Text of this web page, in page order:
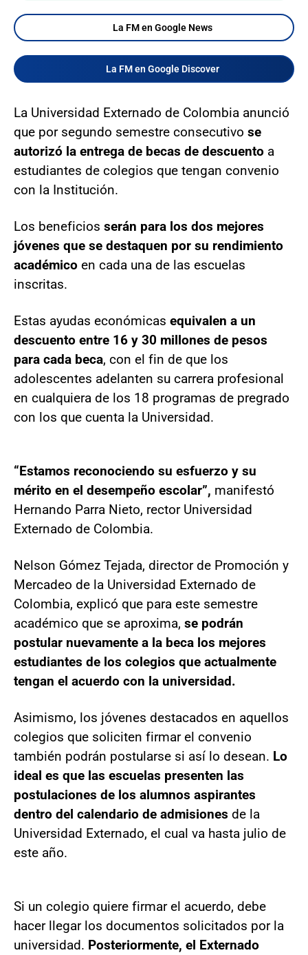
La FM en Google News
La FM en Google Discover
La Universidad Externado de Colombia anunció
que por segundo semestre consecutivo se
autorizó la entrega de becas de descuento a
estudiantes de colegios que tengan convenio
con la Institución.
Los beneficios serán para los dos mejores
jóvenes que se destaquen por su rendimiento
académico en cada una de las escuelas
inscritas.
Estas ayudas económicas equivalen a un
descuento entre 16 y 30 millones de pesos
para cada beca, con el fin de que los
adolescentes adelanten su carrera profesional
en cualquiera de los 18 programas de pregrado
con los que cuenta la Universidad.
“Estamos reconociendo su esfuerzo y su
mérito en el desempeño escolar”, manifestó
Hernando Parra Nieto, rector Universidad
Externado de Colombia.
Nelson Gómez Tejada, director de Promoción y
Mercadeo de la Universidad Externado de
Colombia, explicó que para este semestre
académico que se aproxima, se podrán
postular nuevamente a la beca los mejores
estudiantes de los colegios que actualmente
tengan el acuerdo con la universidad.
Asimismo, los jóvenes destacados en aquellos
colegios que soliciten firmar el convenio
también podrán postularse si así lo desean. Lo
ideal es que las escuelas presenten las
postulaciones de los alumnos aspirantes
dentro del calendario de admisiones de la
Universidad Externado, el cual va hasta julio de
este año.
Si un colegio quiere firmar el acuerdo, debe
hacer llegar los documentos solicitados por la
universidad. Posteriormente, el Externado